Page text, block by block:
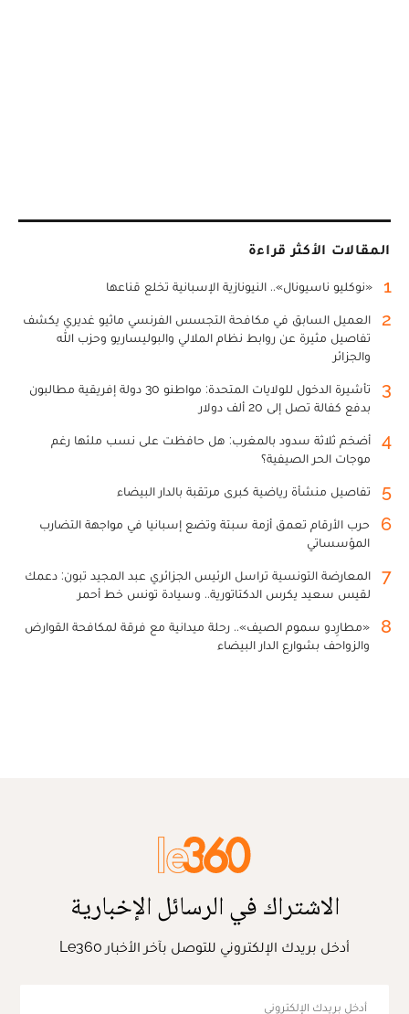
المقالات الأكثر قراءة
1 «نوكليو ناسيونال».. النيونازية الإسبانية تخلع قناعها
2
العميل السابق في مكافحة التجسس الفرنسي ماثيو غديري يكشف
تفاصيل مثيرة عن روابط نظام الملالي والبوليساريو وحزب الله
والجزائر
3
تأشيرة الدخول للولايات المتحدة: مواطنو 30 دولة إفريقية مطالبون
بدفع كفالة تصل إلى 20 ألف دولار
4
أضخم ثلاثة سدود بالمغرب: هل حافظت على نسب ملئها رغم
موجات الحر الصيفية؟
5 تفاصيل منشأة رياضية كبرى مرتقبة بالدار البيضاء
6
حرب الأرقام تعمق أزمة سبتة وتضع إسبانيا في مواجهة التضارب
المؤسساتي
7
المعارضة التونسية تراسل الرئيس الجزائري عبد المجيد تبون: دعمك
لقيس سعيد يكرس الدكتاتورية.. وسيادة تونس خط أحمر
8
«مطارِدو سموم الصيف».. رحلة ميدانية مع فرقة لمكافحة القوارض
والزواحف بشوارع الدار البيضاء
الاشتراك في الرسائل الإخبارية
أدخل بريدك الإلكتروني للتوصل بآخر الأخبار Le360